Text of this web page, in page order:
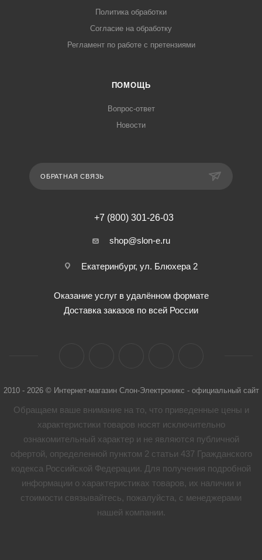
Политика обработки
Согласие на обработку
Регламент по работе с претензиями
ПОМОЩЬ
Вопрос-ответ
Новости
ОБРАТНАЯ СВЯЗЬ
+7 (800) 301-26-03
shop@slon-e.ru
Екатеринбург, ул. Блюхера 2
Оказание услуг в удалённом формате
Доставка заказов по всей России
2010 - 2026 © Интернет-магазин Слон-Электроникс - официальный сайт
Обращаем ваше внимание на то, что приведенные цены и
характеристики товaров носят исключительно
ознакомительный характер и не являются публичной
офертой, определенной пунктом 2 статьи 437 Гражданского
кодекса Российской Федерации. Для получения подробной
информации о характеристиках товaров, их наличии и
стоимости связывайтесь, пожалуйста, с менеджерами
нашей компании.